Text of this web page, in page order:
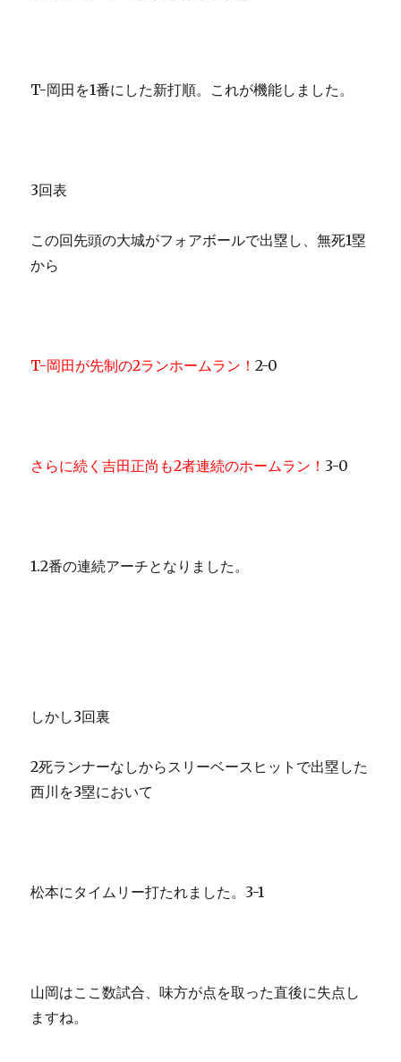
T-岡田を1番にした新打順。これが機能しました。
3回表
この回先頭の大城がフォアボールで出塁し、無死1塁
から
T-岡田が先制の2ランホームラン！2-0
さらに続く吉田正尚も2者連続のホームラン！ 3-0
1.2番の連続アーチとなりました。
しかし3回裏
2死ランナーなしからスリーベースヒットで出塁した
西川を3塁において
松本にタイムリー打たれました。3-1
山岡はここ数試合、味方が点を取った直後に失点し
ますね。